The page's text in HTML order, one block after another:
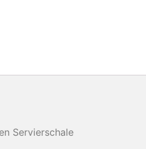
Servierschale